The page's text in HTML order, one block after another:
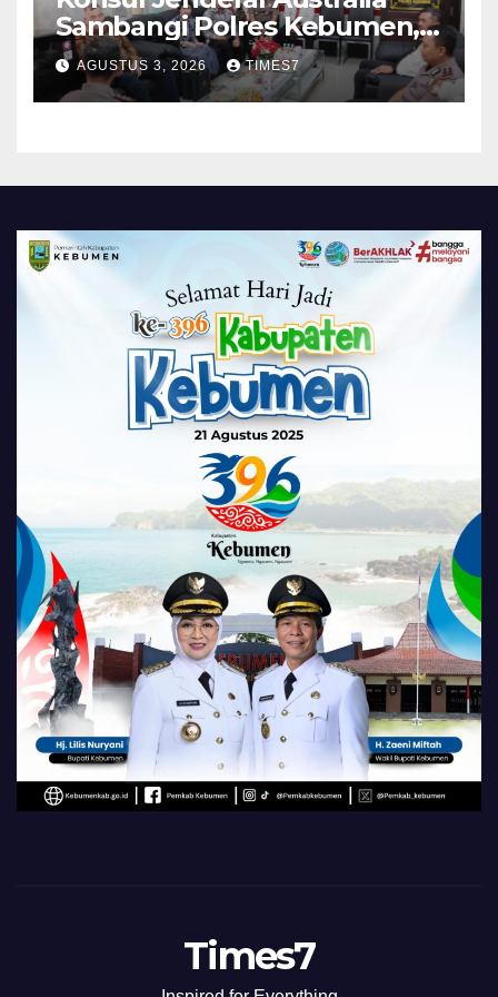
Sambangi Polres Kebumen,
Pererat Silaturahmi
AGUSTUS 3, 2026 TIMES7
Times7